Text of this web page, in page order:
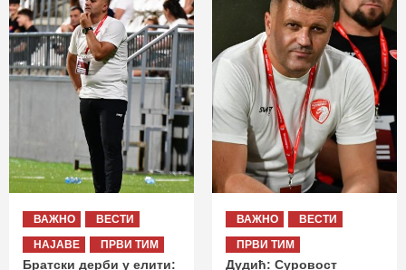
ВАЖНО
ВЕСТИ
НАЈАВЕ
ПРВИ ТИМ
Братски дерби у елити:
ВАЖНО
ВЕСТИ
ПРВИ ТИМ
Дудић: Суровост